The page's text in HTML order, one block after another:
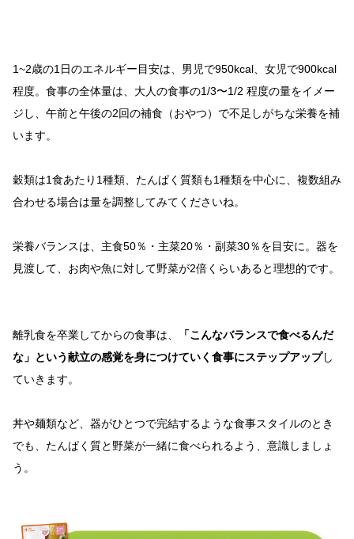
1~2歳の1日のエネルギー目安は、男児で950kcal、女児で900kcal
程度。食事の全体量は、大人の食事の1/3〜1/2 程度の量をイメー
ジし、午前と午後の2回の補食（おやつ）で不足しがちな栄養を補
います。
穀類は1食あたり1種類、たんぱく質類も1種類を中心に、複数組み
合わせる場合は量を調整してみてくださいね。
栄養バランスは、主食50％・主菜20％・副菜30％を目安に。器を
見渡して、お肉や魚に対して野菜が2倍くらいあると理想的です。
離乳食を卒業してからの食事は、
「こんなバランスで食べるんだ
な」という献立の感覚を身につけていく食事にステップアップし
ていきます。
丼や麺類など、器がひとつで完結するような食事スタイルのとき
でも、たんぱく質と野菜が一緒に食べられるよう、意識しましょ
う。